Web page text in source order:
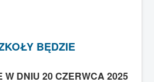
BĘDZIE
W DNIU 20 CZERWCA 2025